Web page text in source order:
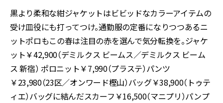
黒より柔和な紺ジャケットはビビッドなカラーアイテムの
受け皿役にも打ってつけ。通勤服の定番になりつつあるニ
ットポロもこの春は注目の赤を選んで気分転換を。ジャケ
ット￥42,900（デミルクス ビームス／デミルクス ビーム
ス 新宿） ポロニット￥7,990（プラステ）パンツ
￥23,980（23区／オンワード樫山）バッグ￥38,900（トゥテ
ィエ）バッグに結んだスカーフ￥16,500（マニプリ）パンプ